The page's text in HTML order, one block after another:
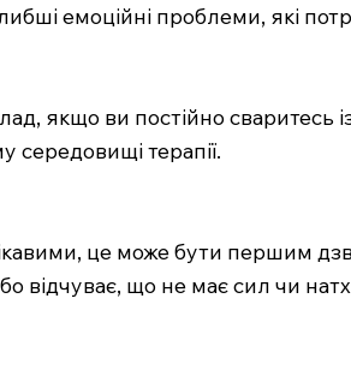
емоційні проблеми, які
якщо ви постійно сваритесь
середовищі терапії.
це може бути першим
відчуває, що не має сил чи